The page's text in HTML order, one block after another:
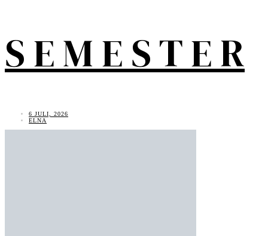
S E M E S T E R
6 JULI, 2026
ELNA